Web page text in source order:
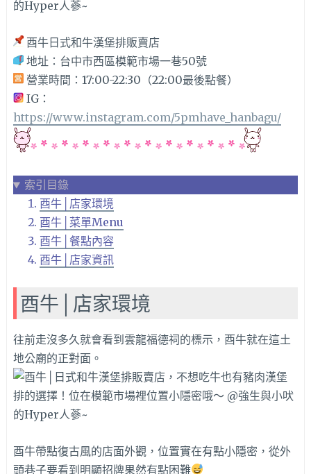
酉牛日式和牛漢堡排販賣店
地址： 台中市西區模範市場一巷50號
營業時間： 17:00-22:30（22:00最後點餐）
IG：
https://www.instagram.com/5pmhave_hanbagu/
索引目錄
酉牛│店家環境
酉牛│菜單Menu
酉牛│餐點內容
酉牛│店家資訊
酉牛│店家環境
往前走沒多久就會看到雲龍福德祠的標示，酉牛就在這土
地公廟的正對面。
酉牛帶點復古風的店面外觀，位置實在有點小隱密，從外
頭巷子要看到明顯招牌果然有點困難